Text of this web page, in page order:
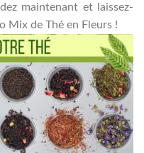
maintenant et laissez-
Mix de Thé en Fleurs !